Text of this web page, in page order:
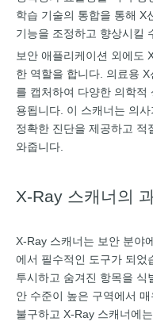
학습 기술의 통합을 통해 X
기능을 조정하고 향상시킬
보안 애플리케이션 외에도
한 역할을 합니다. 의료용
를 캡처하여 다양한 의학적
용됩니다. 이 스캐너는 의
정확한 진단을 제공하고 적
와줍니다.
X-Ray 스캐너의
X-Ray 스캐너는 보안 분야
에서 필수적인 도구가 되었
투시하고 숨겨진 항목을 식
안 수준이 높은 구역에서
불구하고 X-Ray 스캐너에